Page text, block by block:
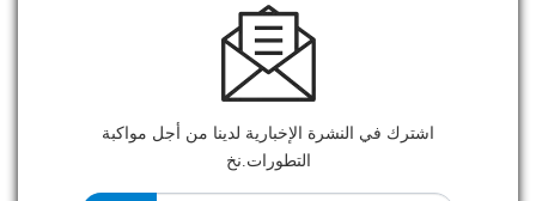
اشترك في النشرة الإخبارية لدينا من أجل مواكبة
التطورات.نخ